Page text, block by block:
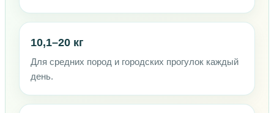
10,1–20 кг
Для средних пород и городских прогулок каждый
день.